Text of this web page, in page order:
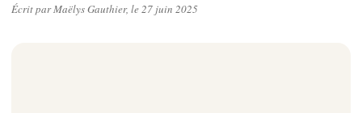
Écrit par Maëlys Gauthier, le 27 juin 2025